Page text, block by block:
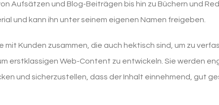
Aufsätzen und Blog-Beiträgen bis hin zu Büchern und
und kann ihn unter seinem eigenen Namen freigeben.
Kunden zusammen, die auch hektisch sind, um zu
erstklassigen Web-Content zu entwickeln. Sie werden
und sicherzustellen, dass der Inhalt einnehmend, gut